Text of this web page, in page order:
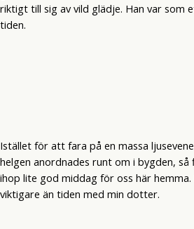
riktigt till sig av vild glädje. Han var som
tiden.
Istället för att fara på en massa
helgen anordnades runt om i bygden,
ihop lite god middag för oss här hemma.
viktigare än tiden med min dotter.